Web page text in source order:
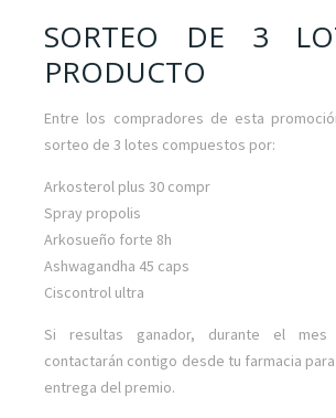
SORTEO DE 3
PRODUCTO
Entre los compradores de esta
sorteo de 3 lotes compuestos por:
Arkosterol plus 30 compr
Spray propolis
Arkosueño forte 8h
Ashwagandha 45 caps
Ciscontrol ultra
Si resultas ganador, durante el mes
contactarán contigo desde tu farmacia
entrega del premio.